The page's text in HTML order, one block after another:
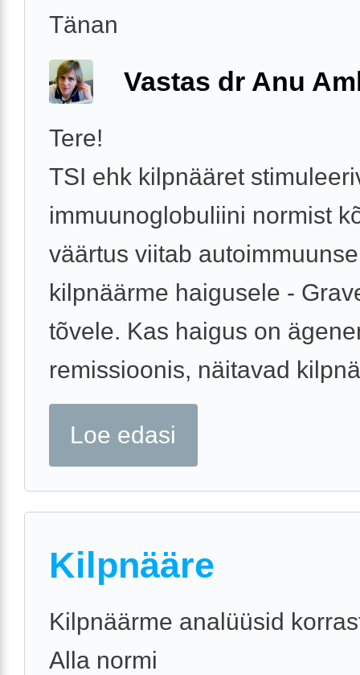
Tänan
Vastas dr Anu
Tere!
TSI ehk kilpnääret
immuunoglobuliini normist
väärtus viitab
kilpnäärme haigusele -
tõvele. Kas haigus on
remissioonis, näitavad
Loe edasi
Kilpnääre
Kilpnäärme analüüsid
Alla normi